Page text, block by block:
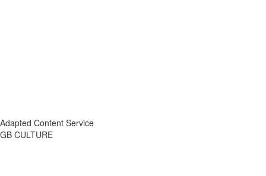
Adapted Content Service
GB CULTURE